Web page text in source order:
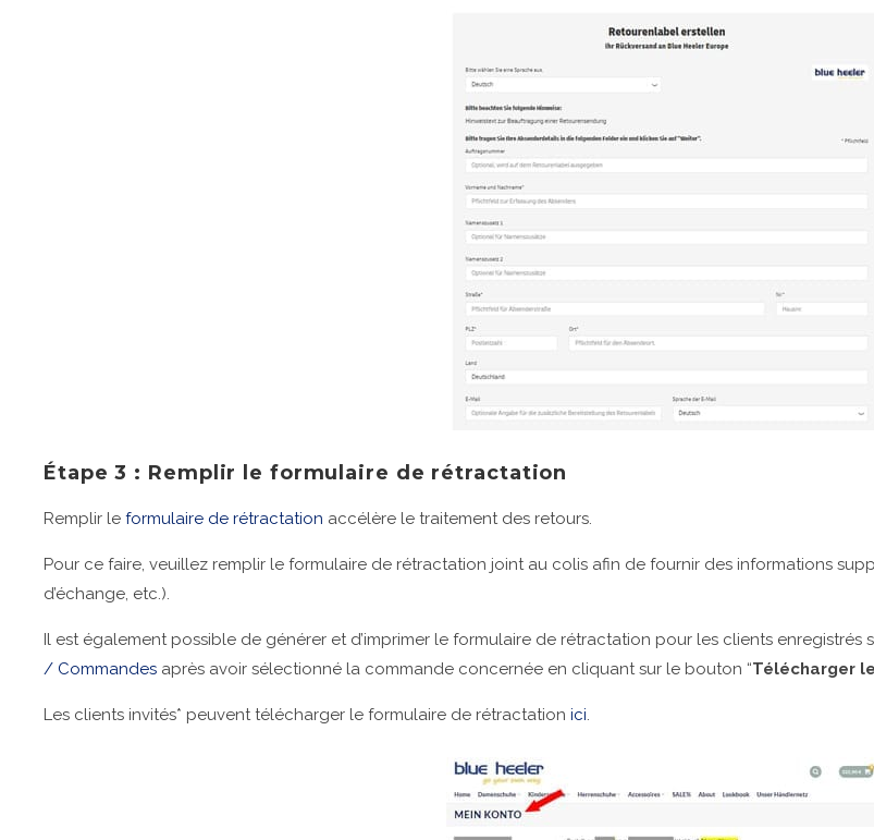
Étape 3 : Remplir le formulaire de rétractation
Remplir le formulaire de rétractation accélère le traitement des retours.
Pour ce faire, veuillez remplir le formulaire de rétractation joint au colis afin de fournir des informations
d’échange, etc.).
Il est également possible de générer et d’imprimer le formulaire de rétractation pour les clients enregistrés
/ Commandes après avoir sélectionné la commande concernée en cliquant sur le bouton “Télécharger
Les clients invités* peuvent télécharger le formulaire de rétractation ici.